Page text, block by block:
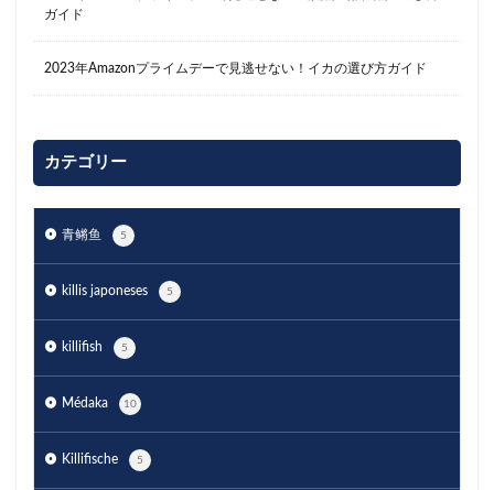
ガイド
2023年Amazonプライムデーで見逃せない！イカの選び方ガイド
カテゴリー
青鳉鱼 5
killis japoneses 5
killifish 5
Médaka 10
Killifische 5